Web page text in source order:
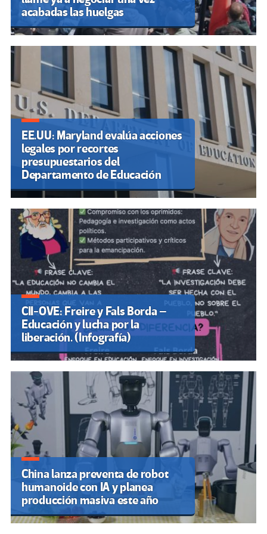
acabadas las huelgas
EE.UU: Maryland evalúa acciones
legales por recortes
presupuestarios del
Departamento de Educación
CII-OVE: Freire y Fals Borda –
Educación y lucha por la
liberación. (Infografía)
China lanza preventa de robot
humanoide con IA y planea
producción masiva este año